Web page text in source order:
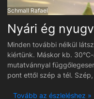
Schmall Rafael
Nyári ég
Minden további nélkül
kiértünk. Máskor kb.
mutatvánnyal
pont ettől szép a tél.
felvétel első látásra
Tovább az észleléshez »